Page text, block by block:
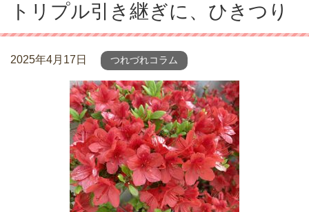
トリプル引き継ぎに、ひきつり
2025年4月17日 つれづれコラム